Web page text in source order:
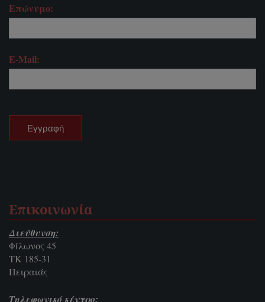
Επώνυμο:
E-Mail:
Επικοινωνία
Διεύθυνση:
Φίλωνος 45
ΤΚ 185-31
Πειραιάς
Τηλεφωνικό κέντρο: